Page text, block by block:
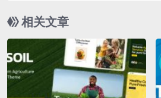
相关文章